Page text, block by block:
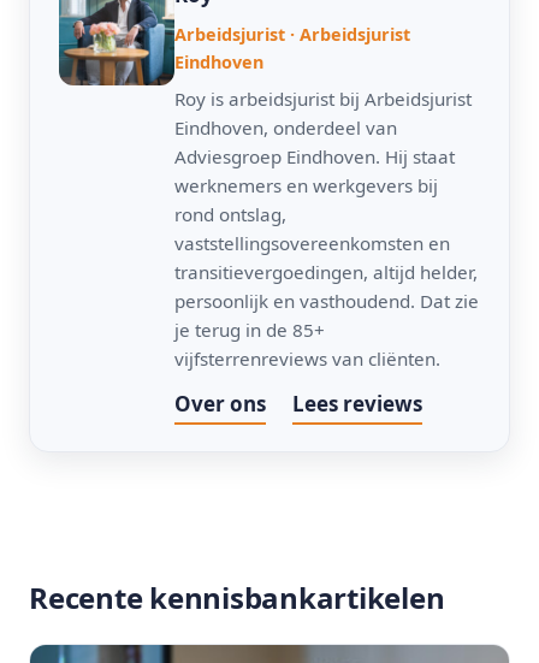
Arbeidsjurist · Arbeidsjurist
Eindhoven
Roy is arbeidsjurist bij Arbeidsjurist
Eindhoven, onderdeel van
Adviesgroep Eindhoven. Hij staat
werknemers en werkgevers bij
rond ontslag,
vaststellingsovereenkomsten en
transitievergoedingen, altijd helder,
persoonlijk en vasthoudend. Dat zie
je terug in de 85+
vijfsterrenreviews van cliënten.
Over ons Lees reviews
Recente kennisbankartikelen